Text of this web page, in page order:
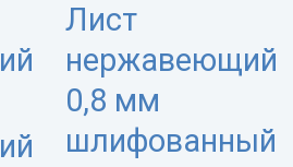
Лист
нержавеющий
0,8 мм
шлифованный